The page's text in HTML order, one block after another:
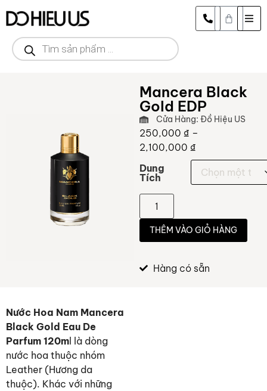
Mancera Black
Gold EDP
Cửa Hàng: Đồ Hiệu US
250,000 ₫ –
2,100,000 ₫
Dung
Tích
THÊM VÀO GIỎ HÀNG
Hàng có sẵn
Nước Hoa Nam Mancera
Black Gold Eau De
Parfum 120ml là dòng
nước hoa thuộc nhóm
Leather (Hương da
thuộc). Khác với những